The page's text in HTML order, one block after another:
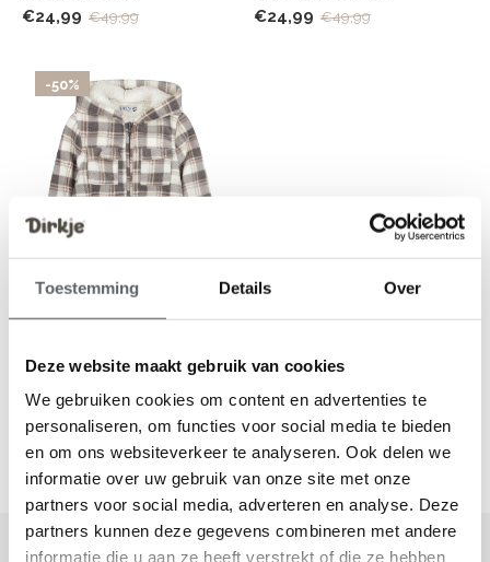
Toestemming Details Over
Deze website maakt gebruik van cookies
We gebruiken cookies om content en advertenties te
personaliseren, om functies voor social media te bieden
en om ons websiteverkeer te analyseren. Ook delen we
informatie over uw gebruik van onze site met onze
partners voor social media, adverteren en analyse. Deze
partners kunnen deze gegevens combineren met andere
informatie die u aan ze heeft verstrekt of die ze hebben
€24,99 €49,99
€24,99 €49,99
-50%
Dirkje
Dirkje Jungen-Jacke in Off-
Teddy-Kapuze
Gesehen 3 der 3 Produkte